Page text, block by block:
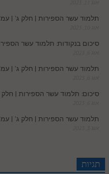
תלמוד עשר הספירות | חלק ג' | עמ'
סיכום בנקודות: תלמוד עשר
תלמוד עשר הספירות | חלק ג' | עמ'
סיכום: תלמוד עשר הספירות | חלק
תלמוד עשר הספירות | חלק ג' | עמ'
תגיות